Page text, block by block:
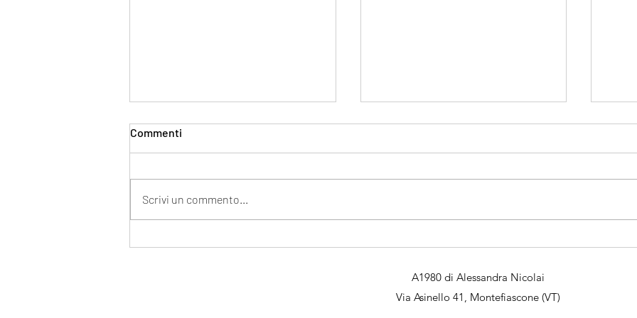
Terraolivo IOOC 2023
Commenti
Scrivi un commento...
A1980 di Alessandra Nicolai
Via Asinello 41, Montefiascone (VT)